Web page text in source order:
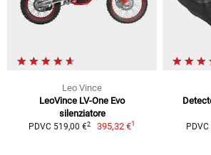
Leo Vince
LeoVince LV-One Evo
silenziatore
PDVC 519,00 €2 395,32 €1